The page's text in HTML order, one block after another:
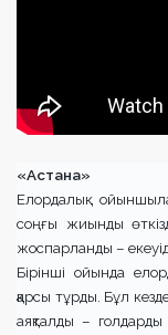
«Астана»
Елордалық
соңғы жиынды
жоспарланды –
Бірінші ойында
қарсы тұрды. Бұл
аяқталды –